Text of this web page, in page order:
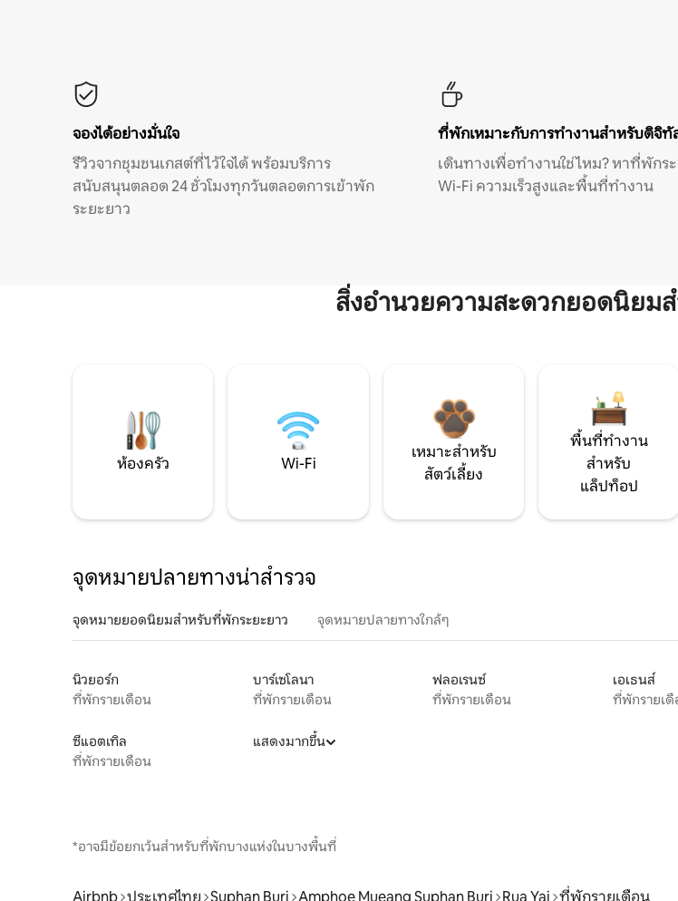
จองได้อย่างมั่นใจ
รีวิวจากชุมชนเกสต์ที่ไว้ใจได้ พร้อมบริการ
สนับสนุนตลอด 24 ชั่วโมงทุกวันตลอดการเข้าพัก
ระยะยาว
ที่พักเหมาะกับการทำงานสำหรับดิจิทั
เดินทางเพื่อทำงานใช่ไหม? หาที่พักร
Wi-Fi ความเร็วสูงและพื้นที่ทำงาน
สิ่งอำนวยความสะดวกยอดนิยม
ห้องครัว Wi-Fi
เหมาะสำหรับ
สัตว์เลี้ยง
พื้นที่ทำงาน
สำหรับ
แล็ปท็อป
จุดหมายปลายทางน่าสำรวจ
จุดหมายยอดนิยมสำหรับที่พักระยะยาว จุดหมายปลายทางใกล้ๆ
นิวยอร์ก
ที่พักรายเดือน
บาร์เซโลนา
ที่พักรายเดือน
ฟลอเรนซ์
ที่พักรายเดือน
เอเธนส์
ที่พักรายเ
ซีแอตเทิล
ที่พักรายเดือน
แสดงมากขึ้น
*อาจมีข้อยกเว้นสำหรับที่พักบางแห่งในบางพื้นที่
Airbnb